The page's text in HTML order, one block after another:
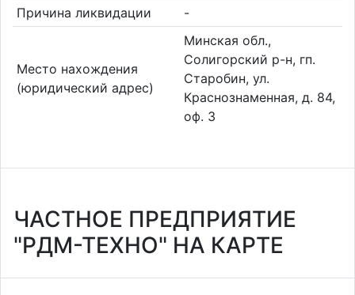
Причина ликвидации
-
Место нахождения
(юридический адрес)
Минская обл.,
Солигорский р-н, гп.
Старобин, ул.
Краснознаменная, д. 84,
оф. 3
ЧАСТНОЕ ПРЕДПРИЯТИЕ
"РДМ-ТЕХНО" НА КАРТЕ